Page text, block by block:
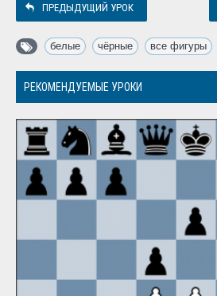
ПРЕДЫДУЩИЙ УРОК
белые чёрные все фигуры
РЕКОМЕНДУЕМЫЕ УРОКИ